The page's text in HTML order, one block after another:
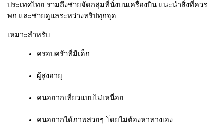
ประเทศไทย รวมถึงช่วยจัดกลุ่มที่นั่งบนเครื่องบิน แนะนำสิ่งที่ควร
พก และช่วยดูแลระหว่างทริปทุกจุด
เหมาะสำหรับ
ครอบครัวที่มีเด็ก
ผู้สูงอายุ
คนอยากเที่ยวแบบไม่เหนื่อย
คนอยากได้ภาพสวยๆ โดยไม่ต้องหาทางเอง